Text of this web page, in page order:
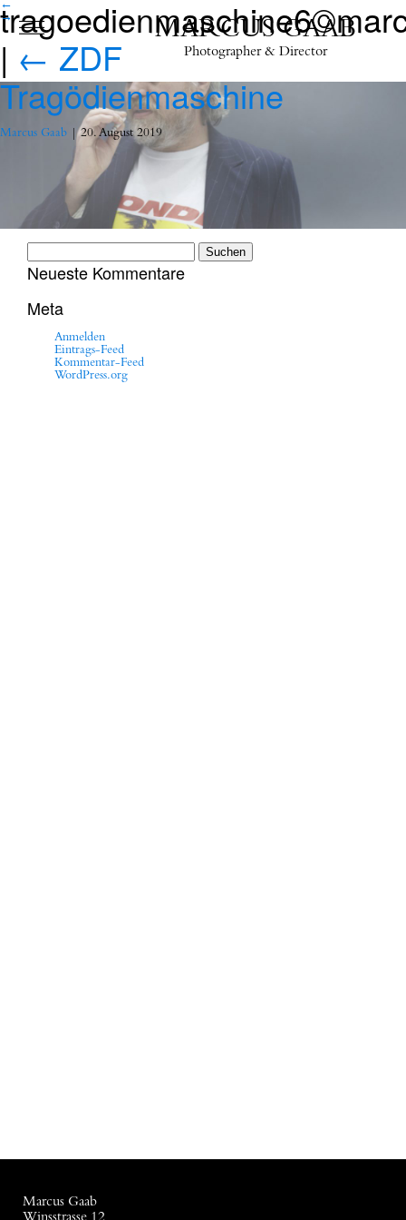
MARCUS GAAB
Photographer & Director
| ← ZDF
Tragödienmaschine
Marcus Gaab |20. August 2019
←
→
nach:
Neueste Kommentare
Meta
Anmelden
Eintrags-Feed
Kommentar-Feed
WordPress.org
Marcus Gaab